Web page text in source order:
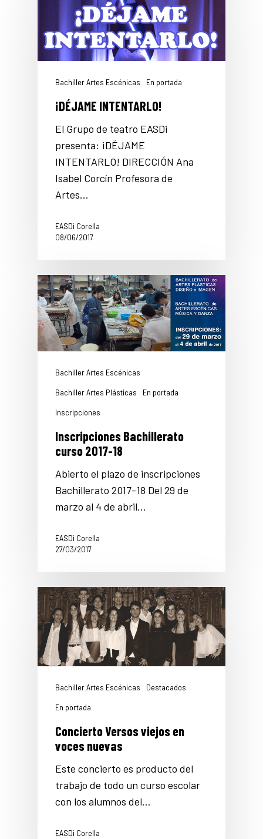
Bachiller Artes Escénicas En portada
¡DÉJAME INTENTARLO!
El Grupo de teatro EASDi
presenta: ¡DÉJAME
INTENTARLO! DIRECCIÓN Ana
Isabel Corcín Profesora de
Artes…
EASDi Corella
08/06/2017
Bachiller Artes Escénicas
Bachiller Artes Plásticas
En portada
Inscripciones
Inscripciones Bachillerato
curso 2017-18
Abierto el plazo de inscripciones
Bachillerato 2017-18 Del 29 de
marzo al 4 de abril…
EASDi Corella
27/03/2017
Bachiller Artes Escénicas
Destacados
En portada
Concierto Versos viejos en
voces nuevas
Este concierto es producto del
trabajo de todo un curso escolar
con los alumnos del…
EASDi Corella